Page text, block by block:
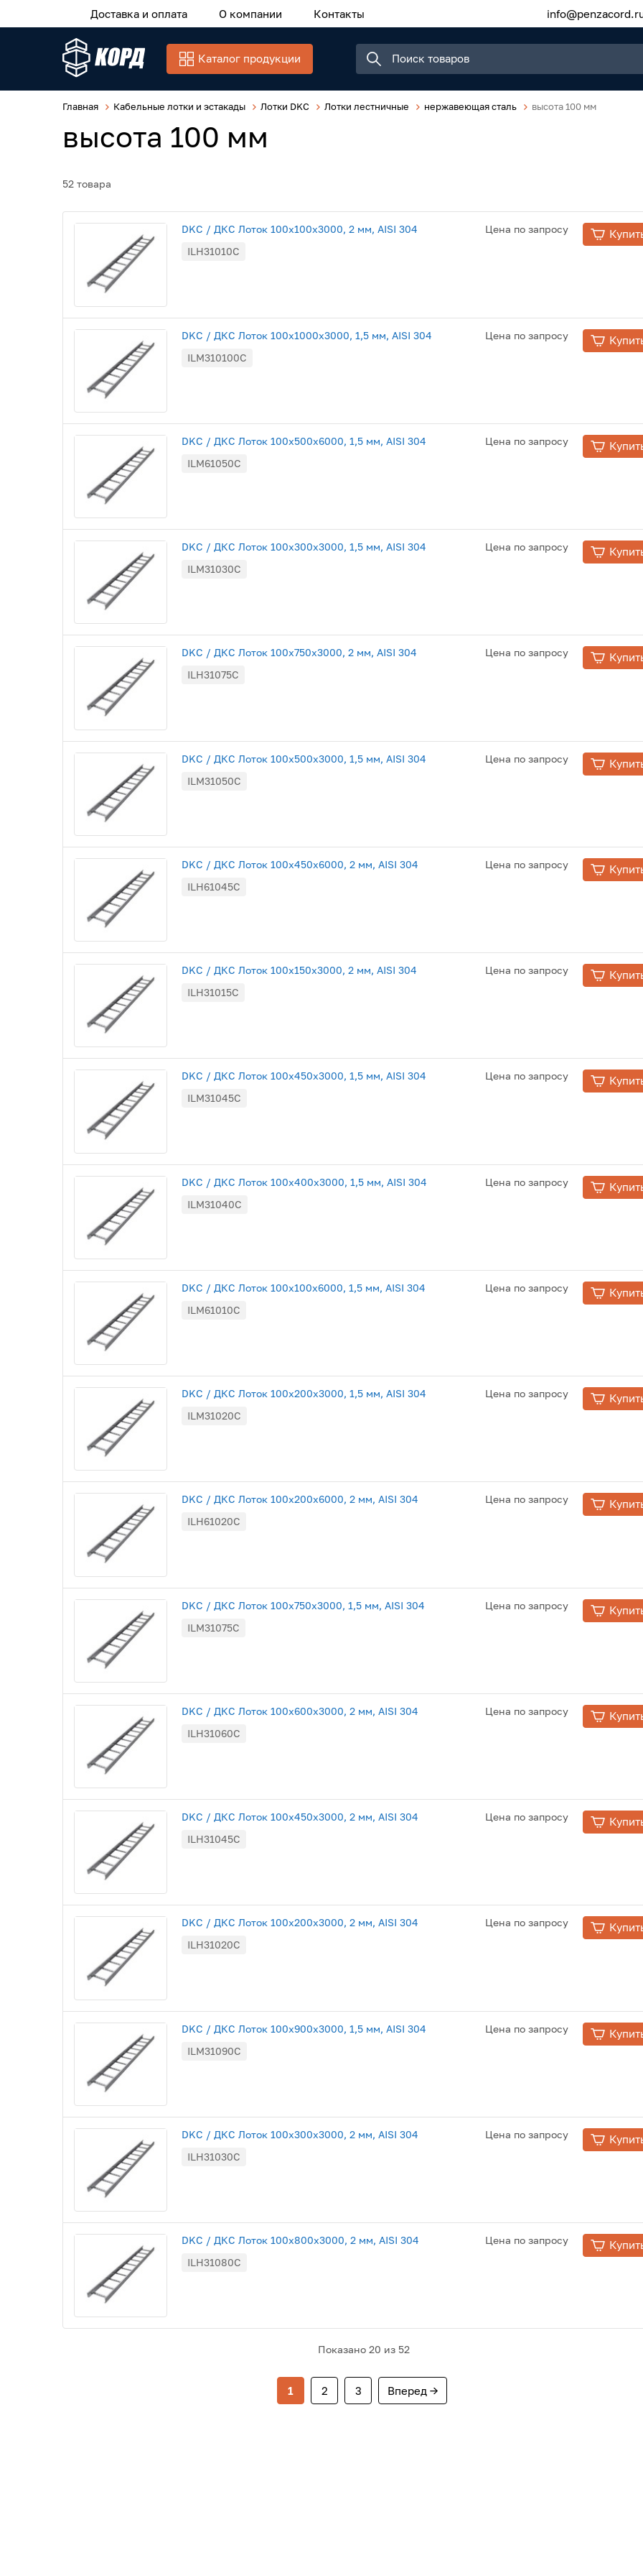
Доставка и оплата О компании Контакты
Каталог продукции
Главная Кабельные лотки и эстакады Лотки DKC Лотки лестничные нержавеющая сталь высота 100 мм
высота 100 мм
52 товара
DKC / ДКС Лоток 100х100х3000, 2 мм, AISI 304
ILH31010C
Цена по запросу
DKC / ДКС Лоток 100х1000х3000, 1,5 мм, AISI 304
ILM310100C
Цена по запросу
DKC / ДКС Лоток 100х500х6000, 1,5 мм, AISI 304
ILM61050C
Цена по запросу
DKC / ДКС Лоток 100х300х3000, 1,5 мм, AISI 304
ILM31030C
Цена по запросу
DKC / ДКС Лоток 100х750х3000, 2 мм, AISI 304
ILH31075C
Цена по запросу
DKC / ДКС Лоток 100х500х3000, 1,5 мм, AISI 304
ILM31050C
Цена по запросу
DKC / ДКС Лоток 100х450х6000, 2 мм, AISI 304
ILH61045C
Цена по запросу
DKC / ДКС Лоток 100х150х3000, 2 мм, AISI 304
ILH31015C
Цена по запросу
DKC / ДКС Лоток 100х450х3000, 1,5 мм, AISI 304
ILM31045C
Цена по запросу
DKC / ДКС Лоток 100х400х3000, 1,5 мм, AISI 304
ILM31040C
Цена по запросу
DKC / ДКС Лоток 100х100х6000, 1,5 мм, AISI 304
ILM61010C
Цена по запросу
DKC / ДКС Лоток 100х200х3000, 1,5 мм, AISI 304
ILM31020C
Цена по запросу
DKC / ДКС Лоток 100х200х6000, 2 мм, AISI 304
ILH61020C
Цена по запросу
DKC / ДКС Лоток 100х750х3000, 1,5 мм, AISI 304
ILM31075C
Цена по запросу
DKC / ДКС Лоток 100х600х3000, 2 мм, AISI 304
ILH31060C
Цена по запросу
DKC / ДКС Лоток 100х450х3000, 2 мм, AISI 304
ILH31045C
Цена по запросу
DKC / ДКС Лоток 100х200х3000, 2 мм, AISI 304
ILH31020C
Цена по запросу
DKC / ДКС Лоток 100х900х3000, 1,5 мм, AISI 304
ILM31090C
Цена по запросу
DKC / ДКС Лоток 100х300х3000, 2 мм, AISI 304
ILH31030C
Цена по запросу
DKC / ДКС Лоток 100х800х3000, 2 мм, AISI 304
ILH31080C
Цена по запросу
Показано 20 из 52
1 2 3 Вперед →